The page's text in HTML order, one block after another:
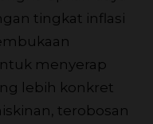
tingkat inflasi
menyerap
lebih konkret
terobosan